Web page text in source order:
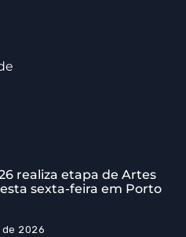
realiza etapa de Artes
sexta-feira em Porto
de 2026